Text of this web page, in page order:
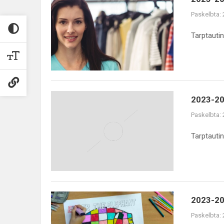
2024
m.m.
eTwinning
projektas
"All
Born
In"
Paskelbta:
In"
2023-
Paskelbta:
2023-
2024
m.m.
2023-
Paskelbta: